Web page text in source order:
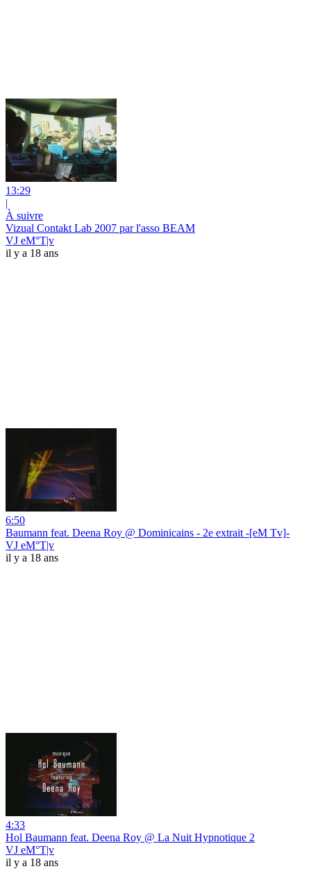
13:29
|
À suivre
Vizual Contakt Lab 2007 par l'asso BEAM
VJ eM°T|v
il y a 18 ans
6:50
Baumann feat. Deena Roy @ Dominicains - 2e extrait -[eM Tv]-
VJ eM°T|v
il y a 18 ans
4:33
Hol Baumann feat. Deena Roy @ La Nuit Hypnotique 2
VJ eM°T|v
il y a 18 ans